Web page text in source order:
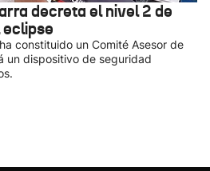
decreta el nivel 2 de
constituido un Comité Asesor de
un dispositivo de seguridad